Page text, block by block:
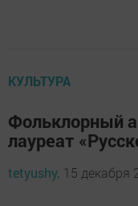
КУЛЬТУРА
Фольклорный
лауреат
tetyushy, 15 декабря